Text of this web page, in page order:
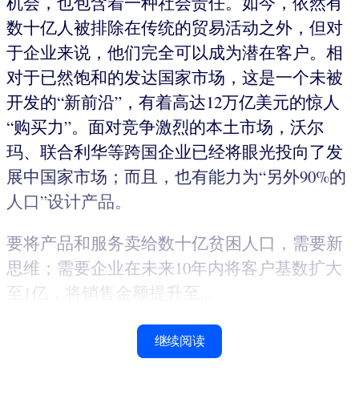
数十亿人被排除在传统的贸易活动之外，但对
于企业来说，他们完全可以成为潜在客户。相
对于已然饱和的发达国家市场，这是一个未被
开发的“新前沿”，有着高达12万亿美元的惊人
“购买力”。面对竞争激烈的本土市场，沃尔
玛、联合利华等跨国企业已经将眼光投向了发
展中国家市场；而且，也有能力为“另外90%的
人口”设计产品。
要将产品和服务卖给数十亿贫困人口，需要新
思维；需要企业在未来10年内将客户基数扩大
至1亿，将销售金额提升至...
继续阅读